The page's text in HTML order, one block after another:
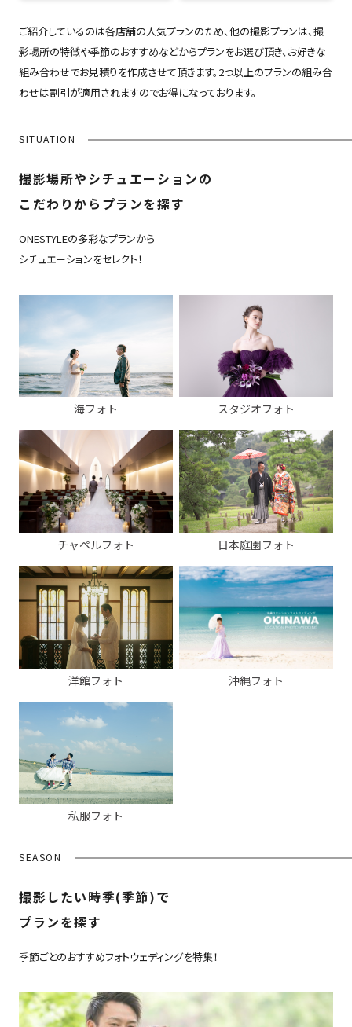
ご紹介しているのは各店舗の人気プランのため、他の撮影プランは、撮
影場所の特徴や季節のおすすめなどからプランをお選び頂き、お好きな
組み合わせでお見積りを作成させて頂きます。2つ以上のプランの組み合
わせは割引が適用されますのでお得になっております。
SITUATION
撮影場所やシチュエーションの
こだわりからプランを探す
ONESTYLEの多彩なプランから
シチュエーションをセレクト！
海フォト スタジオフォト
チャペルフォト 日本庭園フォト
洋館フォト 沖縄フォト
私服フォト
SEASON
撮影したい時季(季節)で
プランを探す
季節ごとのおすすめフォトウェディングを特集！